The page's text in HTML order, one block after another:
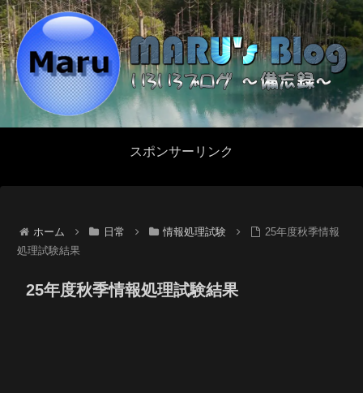
スポンサーリンク
ホーム 日常 情報処理試験
25年度秋季情報
処理試験結果
25年度秋季情報処理試験結果